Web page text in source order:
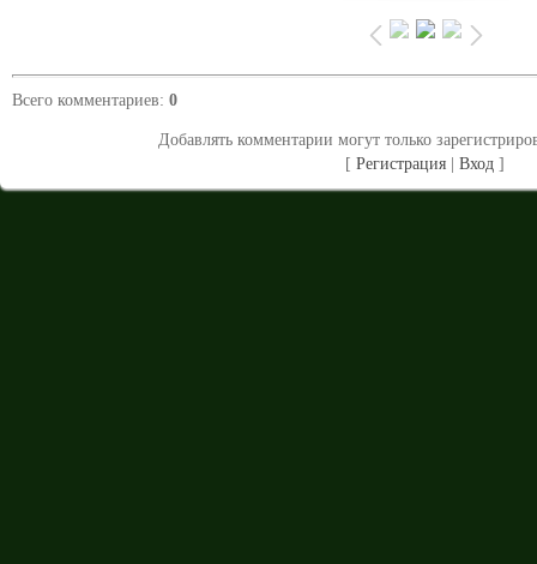
Всего комментариев: 0
Добавлять комментарии могут только
[Регистрация |Вход ]